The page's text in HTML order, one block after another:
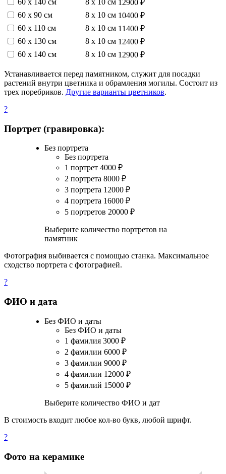
60 х 140 см
8 х 10 см 12900 ₽
60 х 90 см
8 х 10 см 10400 ₽
60 х 110 см
8 х 10 см 11400 ₽
60 х 130 см
8 х 10 см 12400 ₽
60 х 140 см
8 х 10 см 12900 ₽
Устанавливается перед памятником, служит для посадки
растений внутри цветника и обрамления могилы. Состоит из
трех поребриков. Другие варианты цветников.
?
Портрет (гравировка):
Без портрета
Без портрета
1 портрет 4000 ₽
2 портрета 8000 ₽
3 портрета 12000 ₽
4 портрета 16000 ₽
5 портретов 20000 ₽
Выберите количество портретов на
памятник
Фотография выбивается с помощью станка. Максимальное
сходство портрета с фотографией.
?
ФИО и дата
Без ФИО и даты
Без ФИО и даты
1 фамилия 3000 ₽
2 фамилии 6000 ₽
3 фамилии 9000 ₽
4 фамилии 12000 ₽
5 фамилий 15000 ₽
Выберите количество ФИО и дат
В стоимость входит любое кол-во букв, любой шрифт.
?
Фото на керамике